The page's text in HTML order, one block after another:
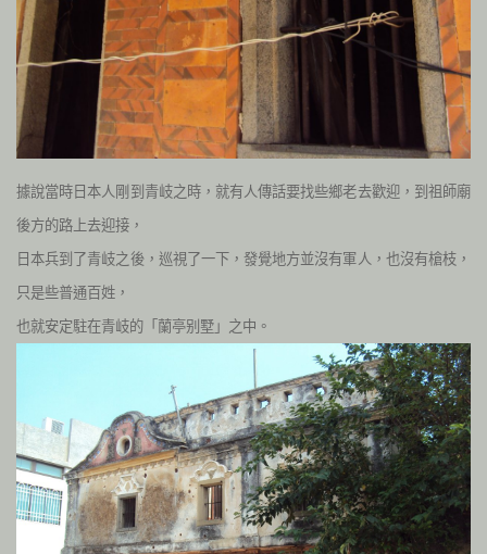
據說當時日本人剛到青岐之時，就有人傳話要找些鄉老去歡迎，到祖師廟
後方的路上去迎接，
日本兵到了青岐之後，巡視了一下，發覺地方並沒有軍人，也沒有槍枝，
只是些普通百姓，
也就安定駐在青岐的「蘭亭别墅」之中。